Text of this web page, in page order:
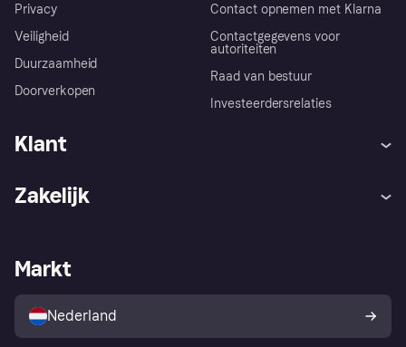
Privacy
Veiligheid
Duurzaamheid
Doorverkopen
Contact opnemen met Klarna
Contactgegevens voor
autoriteiten
Raad van bestuur
Investeerdersrelaties
Klant
Winkeloverzicht
Kopersbescherming voor
consumenten
Zakelijk
Zakelijke login
Markt
Nederland